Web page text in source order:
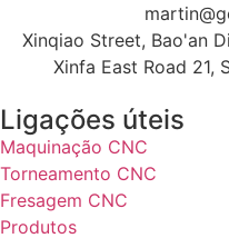
Xinqiao Street, Bao'an
Xinfa East Road 21,
Ligações úteis
Maquinação CNC
Torneamento CNC
Fresagem CNC
Produtos